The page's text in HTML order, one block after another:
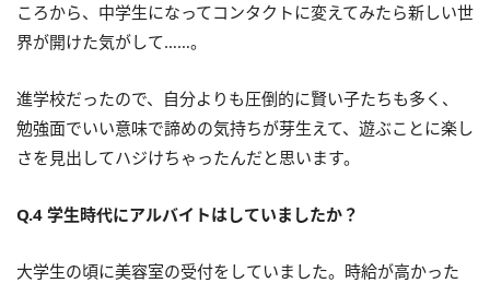
ころから、中学生になってコンタクトに変えてみたら新しい世
界が開けた気がして……。
進学校だったので、自分よりも圧倒的に賢い子たちも多く、
勉強面でいい意味で諦めの気持ちが芽生えて、遊ぶことに楽し
さを見出してハジけちゃったんだと思います。
Q.4 学生時代にアルバイトはしていましたか？
大学生の頃に美容室の受付をしていました。時給が高かった